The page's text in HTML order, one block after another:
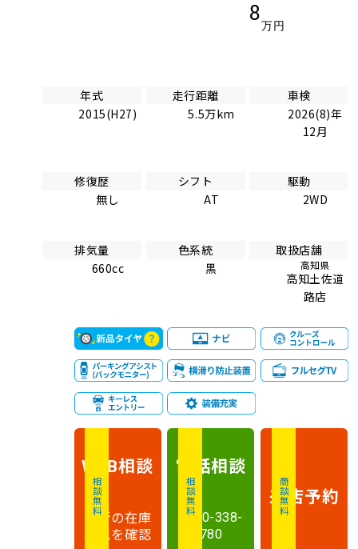
8
万円
年式
2015(H27)
走行距離
5.5万km
車検
2026(8)年
12月
修復歴
無し
シフト
AT
駆動
2WD
排気量
660cc
色系統
黒
取扱店舗
高知県
高知土佐道
路店
相談無料
WEB相談
最新の在庫
状況を確認
相談無料
電話相談
0120-338-
780
商談無料
来店予約